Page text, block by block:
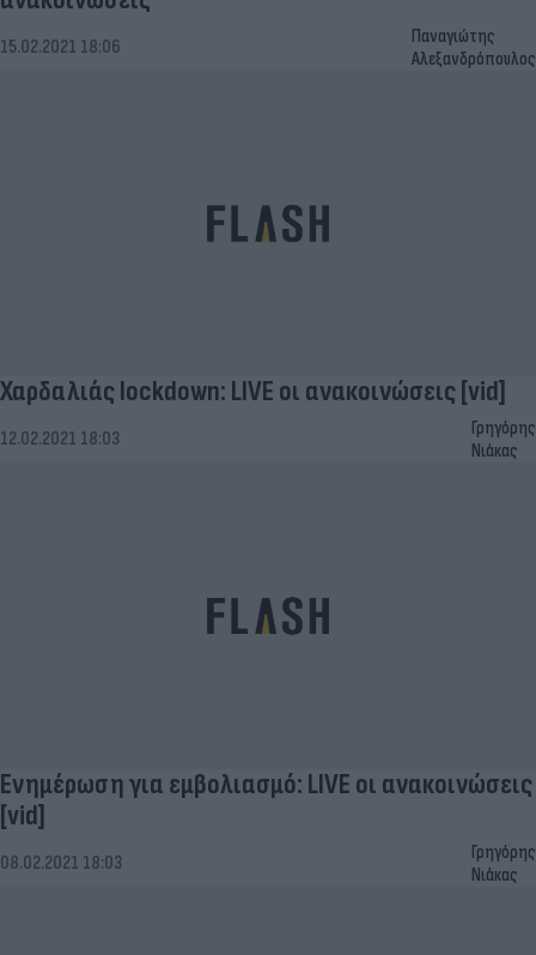
15.02.2021 18:06
Παναγιώτης
Αλεξανδρόπουλος
Χαρδαλιάς lockdown: LIVE οι ανακοινώσεις [vid]
12.02.2021 18:03
Γρηγόρης
Νιάκας
Ενημέρωση για εμβολιασμό: LIVE οι ανακοινώσεις
[vid]
08.02.2021 18:03
Γρηγόρης
Νιάκας